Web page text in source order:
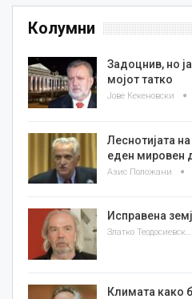
Колумни
Задоцнив, но
мојот татко
Јове Кекеновски
Леснотијата
еден мировен
Азис Положани
Исправена
Златко Теодосиевски
Климата како